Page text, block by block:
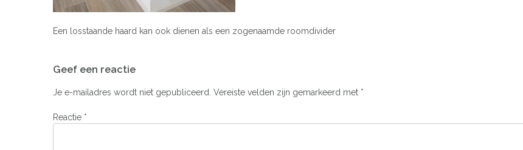
Een losstaande haard kan ook dienen als een zogenaamde roomdivider
navigatie
Geef een reactie
Je e-mailadres wordt niet gepubliceerd. Vereiste velden zijn gemarkeerd met *
Reactie *